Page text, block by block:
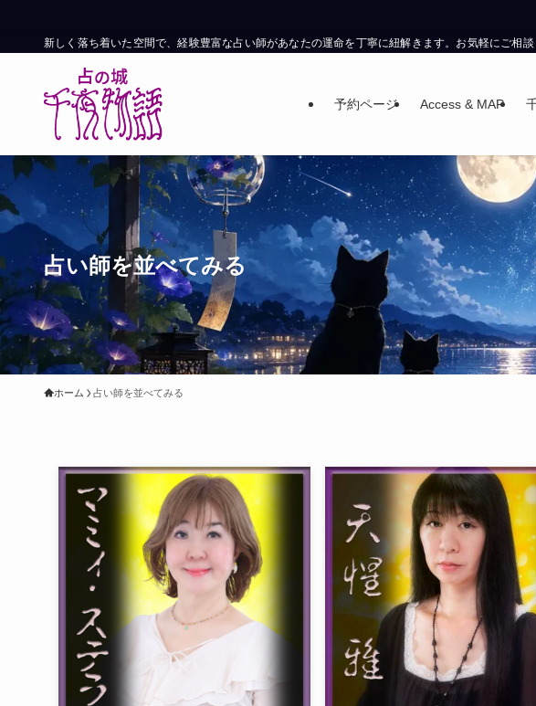
名古屋
新しく落ち着いた空間で、経験豊富な占い師があなたの運命を丁寧に紐解きます。お気軽にご相談
予約ページ Access & MAP
占い師を並べてみる
ホーム 占い師を並べてみる